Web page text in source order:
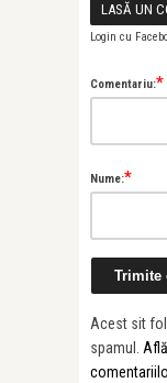
LASĂ UN
Login cu
Comentariu:*
Nume:*
Acest sit
spamul.